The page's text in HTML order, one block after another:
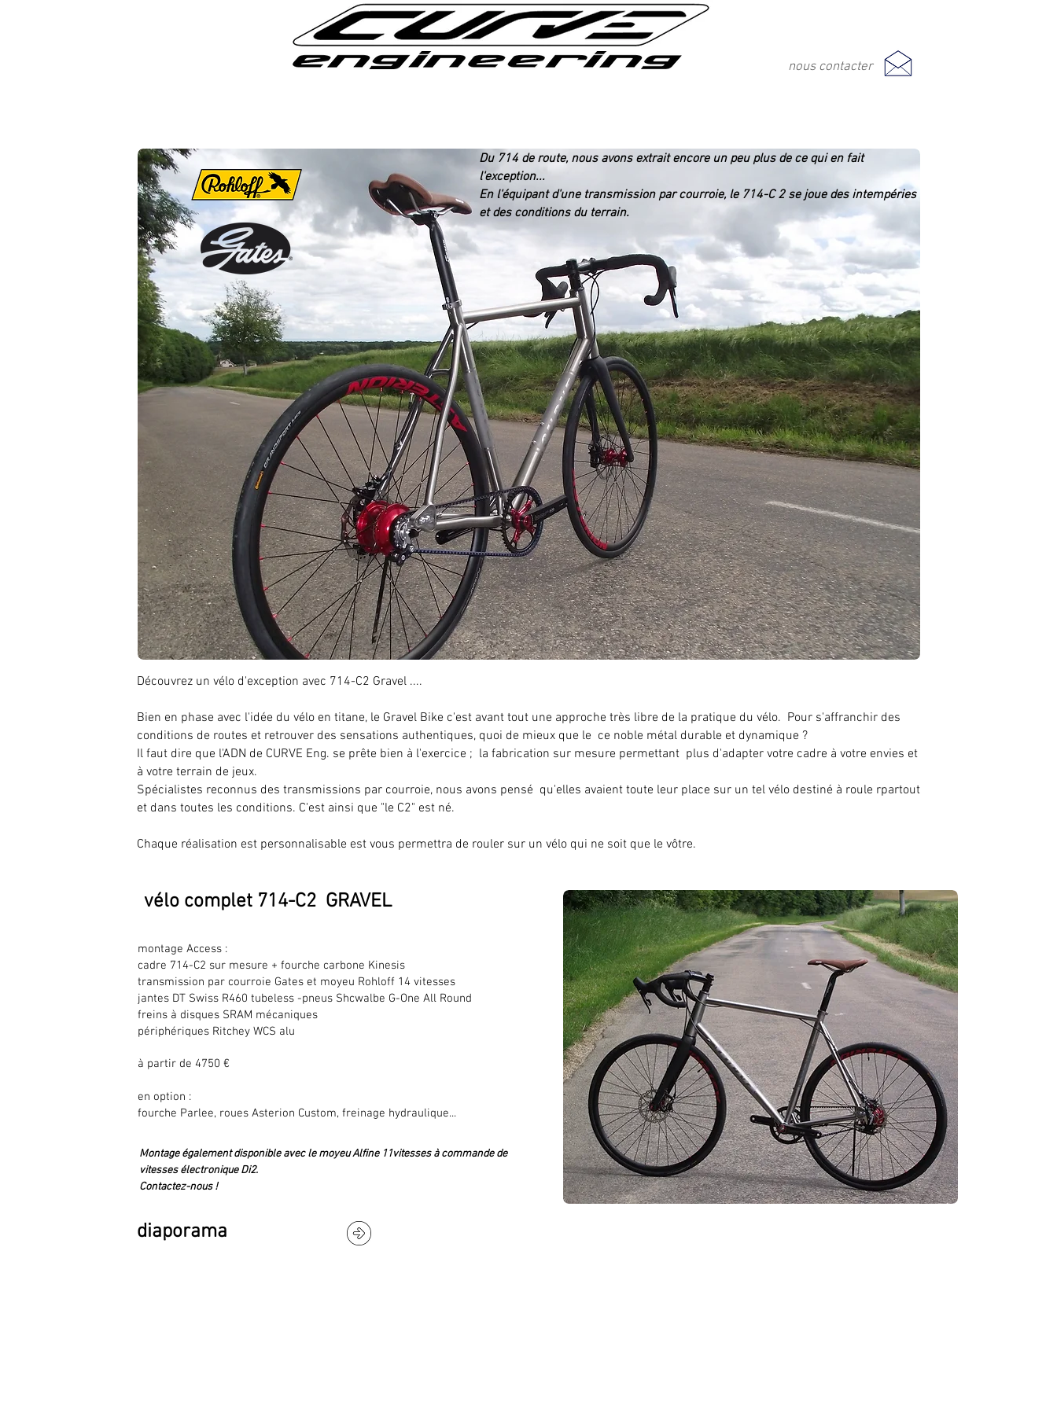
nous contacter
Du 714 de route, nous avons extrait encore un peu plus de ce qui en fait
l'exception...
En l'équipant d'une transmission par courroie, le 714-C 2 se joue des intempéries
et des conditions du terrain.
Découvrez un vélo d'exception avec 714-C2 Gravel ....
Bien en phase avec l'idée du vélo en titane, le Gravel Bike c'est avant tout une approche très libre de la pratique du vélo. Pour s'affranchir des
conditions de routes et retrouver des sensations authentiques, quoi de mieux que le ce noble métal durable et dynamique ?
Il faut dire que l'ADN de CURVE Eng. se prête bien à l'exercice ; la fabrication sur mesure permettant plus d'adapter votre cadre à votre envies et
à votre terrain de jeux.
Spécialistes reconnus des transmissions par courroie, nous avons pensé qu'elles avaient toute leur place sur un tel vélo destiné à roule rpartout
et dans toutes les conditions. C'est ainsi que "le C2" est né.
Chaque réalisation est personnalisable est vous permettra de rouler sur un vélo qui ne soit que le vôtre.
vélo complet 714-C2 GRAVEL
montage Access :
cadre 714-C2 sur mesure + fourche carbone Kinesis
transmission par courroie Gates et moyeu Rohloff 14 vitesses
jantes DT Swiss R460 tubeless -pneus Shcwalbe G-One All Round
freins à disques SRAM mécaniques
périphériques Ritchey WCS alu
à partir de 4750 €
en option :
fourche Parlee, roues Asterion Custom, freinage hydraulique...
Montage également disponible avec le moyeu Alfine 11vitesses à commande de
vitesses électronique Di2.
Contactez-nous !
diaporama